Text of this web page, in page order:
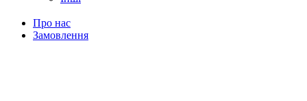
Про нас
Замовлення